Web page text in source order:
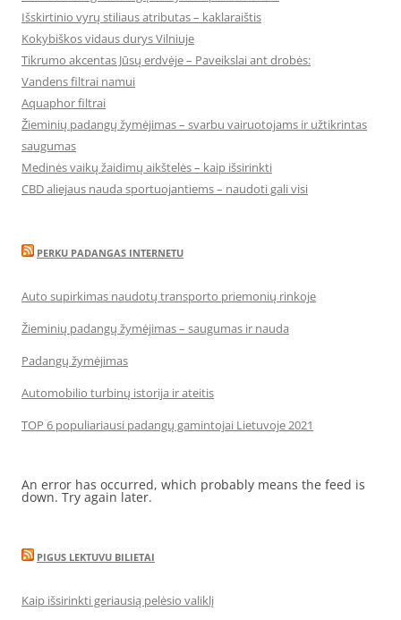
Išskirtinio vyrų stiliaus atributas – kaklaraištis
Kokybiškos vidaus durys Vilniuje
Tikrumo akcentas Jūsų erdvėje – Paveikslai ant drobės:
Vandens filtrai namui
Aquaphor filtrai
Žieminių padangų žymėjimas – svarbu vairuotojams ir užtikrintas
saugumas
Medinės vaikų žaidimų aikštelės – kaip išsirinkti
CBD aliejaus nauda sportuojantiems – naudoti gali visi
PERKU PADANGAS INTERNETU
Auto supirkimas naudotų transporto priemonių rinkoje
Žieminių padangų žymėjimas – saugumas ir nauda
Padangų žymėjimas
Automobilio turbinų istorija ir ateitis
TOP 6 populiariausi padangų gamintojai Lietuvoje 2021
An error has occurred, which probably means the feed is
down. Try again later.
PIGUS LEKTUVU BILIETAI
Kaip išsirinkti geriausią pelėsio valiklį